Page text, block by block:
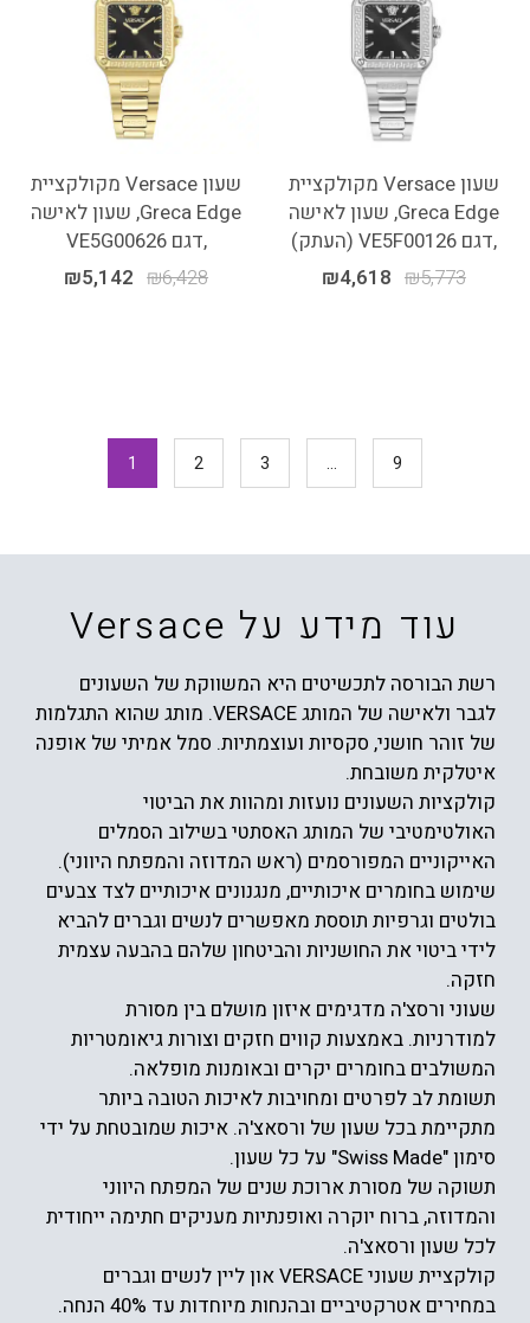
שעון Versace מקולקציית
Greca Edge, שעון לאישה
,דגם VE5F00126 (העתק)
₪5,773
₪4,618
שעון Versace מקולקציית
Greca Edge, שעון לאישה
,דגם VE5G00626
₪6,428
₪5,142
1 2 3 … 9
עוד מידע על Versace
רשת הבורסה לתכשיטים היא המשווקת של השעונים
לגבר ולאישה של המותג VERSACE. מותג שהוא התגלמות
של זוהר חושני, סקסיות ועוצמתיות. סמל אמיתי של אופנה
איטלקית משובחת.
קולקציות השעונים נועזות ומהוות את הביטוי
האולטימטיבי של המותג האסתטי בשילוב הסמלים
האייקוניים המפורסמים (ראש המדוזה והמפתח היווני).
שימוש בחומרים איכותיים, מנגנונים איכותיים לצד צבעים
בולטים וגרפיות תוססת מאפשרים לנשים וגברים להביא
לידי ביטוי את החושניות והביטחון שלהם בהבעה עצמית
חזקה.
שעוני ורסצ'ה מדגימים איזון מושלם בין מסורת
למודרניות. באמצעות קווים חזקים וצורות גיאומטריות
המשולבים בחומרים יקרים ובאומנות מופלאה.
תשומת לב לפרטים ומחויבות לאיכות הטובה ביותר
מתקיימת בכל שעון של ורסאצ'ה. איכות שמובטחת על ידי
סימון "Swiss Made" על כל שעון.
תשוקה של מסורת ארוכת שנים של המפתח היווני
והמדוזה, ברוח יוקרה ואופנתיות מעניקים חתימה ייחודית
לכל שעון ורסאצ'ה.
קולקציית שעוני VERSACE און ליין לנשים וגברים
במחירים אטרקטיביים ובהנחות מיוחדות עד 40% הנחה.